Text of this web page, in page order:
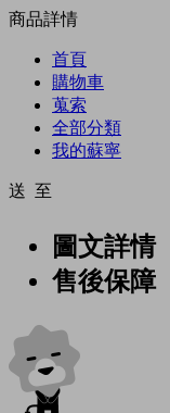
商品詳情
首頁
購物車
蒐索
全部分類
我的蘇寧
送 至
圖文詳情
售後保障